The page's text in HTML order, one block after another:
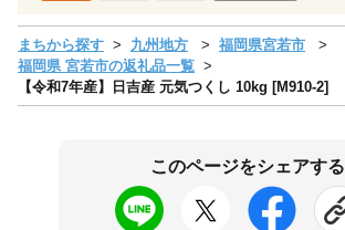
まちから探す 九州地方
福岡県宮若市
福岡県 宮若市の返礼品一覧
【令和7年産】日吉産 元気つくし 10kg [M910-2]
このページをシェアする